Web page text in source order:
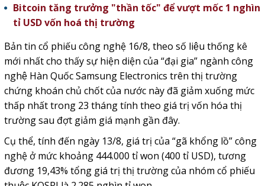
Bitcoin tăng trưởng "thần tốc" để vượt mốc 1 nghìn
tỉ USD vốn hoá thị trường
Bản tin cổ phiếu công nghệ 16/8, theo số liệu thống kê
mới nhất cho thấy sự hiện diện của “đại gia” ngành công
nghệ Hàn Quốc Samsung Electronics trên thị trường
chứng khoán chủ chốt của nước này đã giảm xuống mức
thấp nhất trong 23 tháng tính theo giá trị vốn hóa thị
trường sau đợt giảm giá mạnh gần đây.
Cụ thể, tính đến ngày 13/8, giá trị của “gã khổng lồ” công
nghệ ở mức khoảng 444.000 tỉ won (400 tỉ USD), tương
đương 19,43% tổng giá trị thị trường của nhóm cổ phiếu